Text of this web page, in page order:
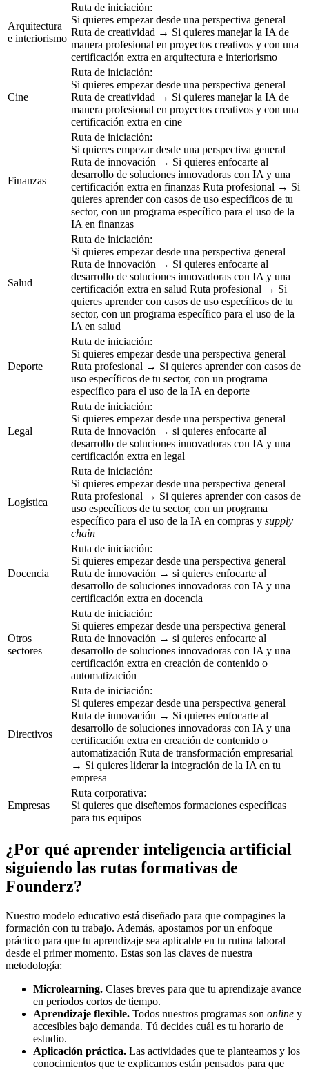
Arquitectura
e interiorismo
Ruta de iniciación:
Si quieres empezar desde una perspectiva general
Ruta de creatividad → Si quieres manejar la IA de
manera profesional en proyectos creativos y con una
certificación extra en arquitectura e interiorismo
Cine
Ruta de iniciación:
Si quieres empezar desde una perspectiva general
Ruta de creatividad → Si quieres manejar la IA de
manera profesional en proyectos creativos y con una
certificación extra en cine
Finanzas
Ruta de iniciación:
Si quieres empezar desde una perspectiva general
Ruta de innovación → Si quieres enfocarte al
desarrollo de soluciones innovadoras con IA y una
certificación extra en finanzas Ruta profesional → Si
quieres aprender con casos de uso específicos de tu
sector, con un programa específico para el uso de la
IA en finanzas
Salud
Ruta de iniciación:
Si quieres empezar desde una perspectiva general
Ruta de innovación → Si quieres enfocarte al
desarrollo de soluciones innovadoras con IA y una
certificación extra en salud Ruta profesional → Si
quieres aprender con casos de uso específicos de tu
sector, con un programa específico para el uso de la
IA en salud
Deporte
Ruta de iniciación:
Si quieres empezar desde una perspectiva general
Ruta profesional → Si quieres aprender con casos de
uso específicos de tu sector, con un programa
específico para el uso de la IA en deporte
Legal
Ruta de iniciación:
Si quieres empezar desde una perspectiva general
Ruta de innovación → si quieres enfocarte al
desarrollo de soluciones innovadoras con IA y una
certificación extra en legal
Logística
Ruta de iniciación:
Si quieres empezar desde una perspectiva general
Ruta profesional → Si quieres aprender con casos de
uso específicos de tu sector, con un programa
específico para el uso de la IA en compras y supply
chain
Docencia
Ruta de iniciación:
Si quieres empezar desde una perspectiva general
Ruta de innovación → si quieres enfocarte al
desarrollo de soluciones innovadoras con IA y una
certificación extra en docencia
Otros
sectores
Ruta de iniciación:
Si quieres empezar desde una perspectiva general
Ruta de innovación → si quieres enfocarte al
desarrollo de soluciones innovadoras con IA y una
certificación extra en creación de contenido o
automatización
Directivos
Ruta de iniciación:
Si quieres empezar desde una perspectiva general
Ruta de innovación → Si quieres enfocarte al
desarrollo de soluciones innovadoras con IA y una
certificación extra en creación de contenido o
automatización Ruta de transformación empresarial
→ Si quieres liderar la integración de la IA en tu
empresa
Empresas
Ruta corporativa:
Si quieres que diseñemos formaciones específicas
para tus equipos
¿Por qué aprender inteligencia artificial
siguiendo las rutas formativas de
Founderz?
Nuestro modelo educativo está diseñado para que compagines la
formación con tu trabajo. Además, apostamos por un enfoque
práctico para que tu aprendizaje sea aplicable en tu rutina laboral
desde el primer momento. Estas son las claves de nuestra
metodología:
Microlearning. Clases breves para que tu aprendizaje avance
en periodos cortos de tiempo.
Aprendizaje flexible. Todos nuestros programas son online y
accesibles bajo demanda. Tú decides cuál es tu horario de
estudio.
Aplicación práctica. Las actividades que te planteamos y los
conocimientos que te explicamos están pensados para que